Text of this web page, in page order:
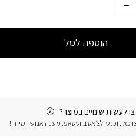
הוספה לסל
לעשות שינויים במוצר?
כאן, וכנסו לצ׳אט בווטסאפ. מענה אנושי ומיידי!